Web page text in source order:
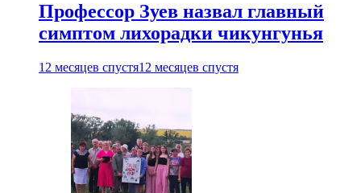
Профессор Зуев назвал главный
симптом лихорадки чикунгунья
12 месяцев спустя12 месяцев спустя